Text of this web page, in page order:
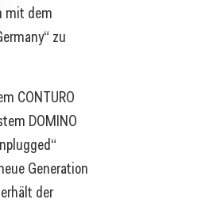
mit dem
zu
CONTURO
DOMINO
Generation
der